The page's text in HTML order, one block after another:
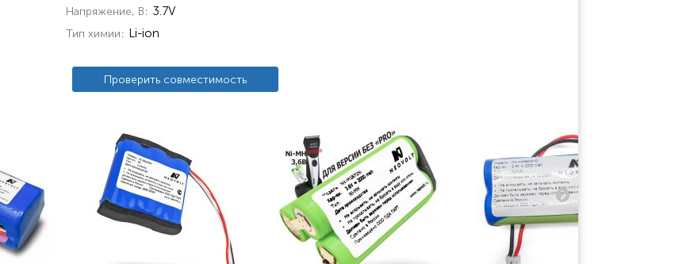
Напряжение, В 3.7V
Тип химии Li-ion
Проверить совместимость